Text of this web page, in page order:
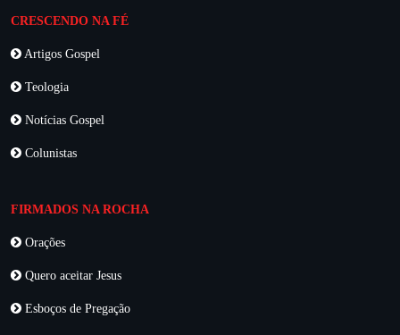
CRESCENDO NA FÉ
Artigos Gospel
Teologia
Notícias Gospel
Colunistas
FIRMADOS NA ROCHA
Orações
Quero aceitar Jesus
Esboços de Pregação